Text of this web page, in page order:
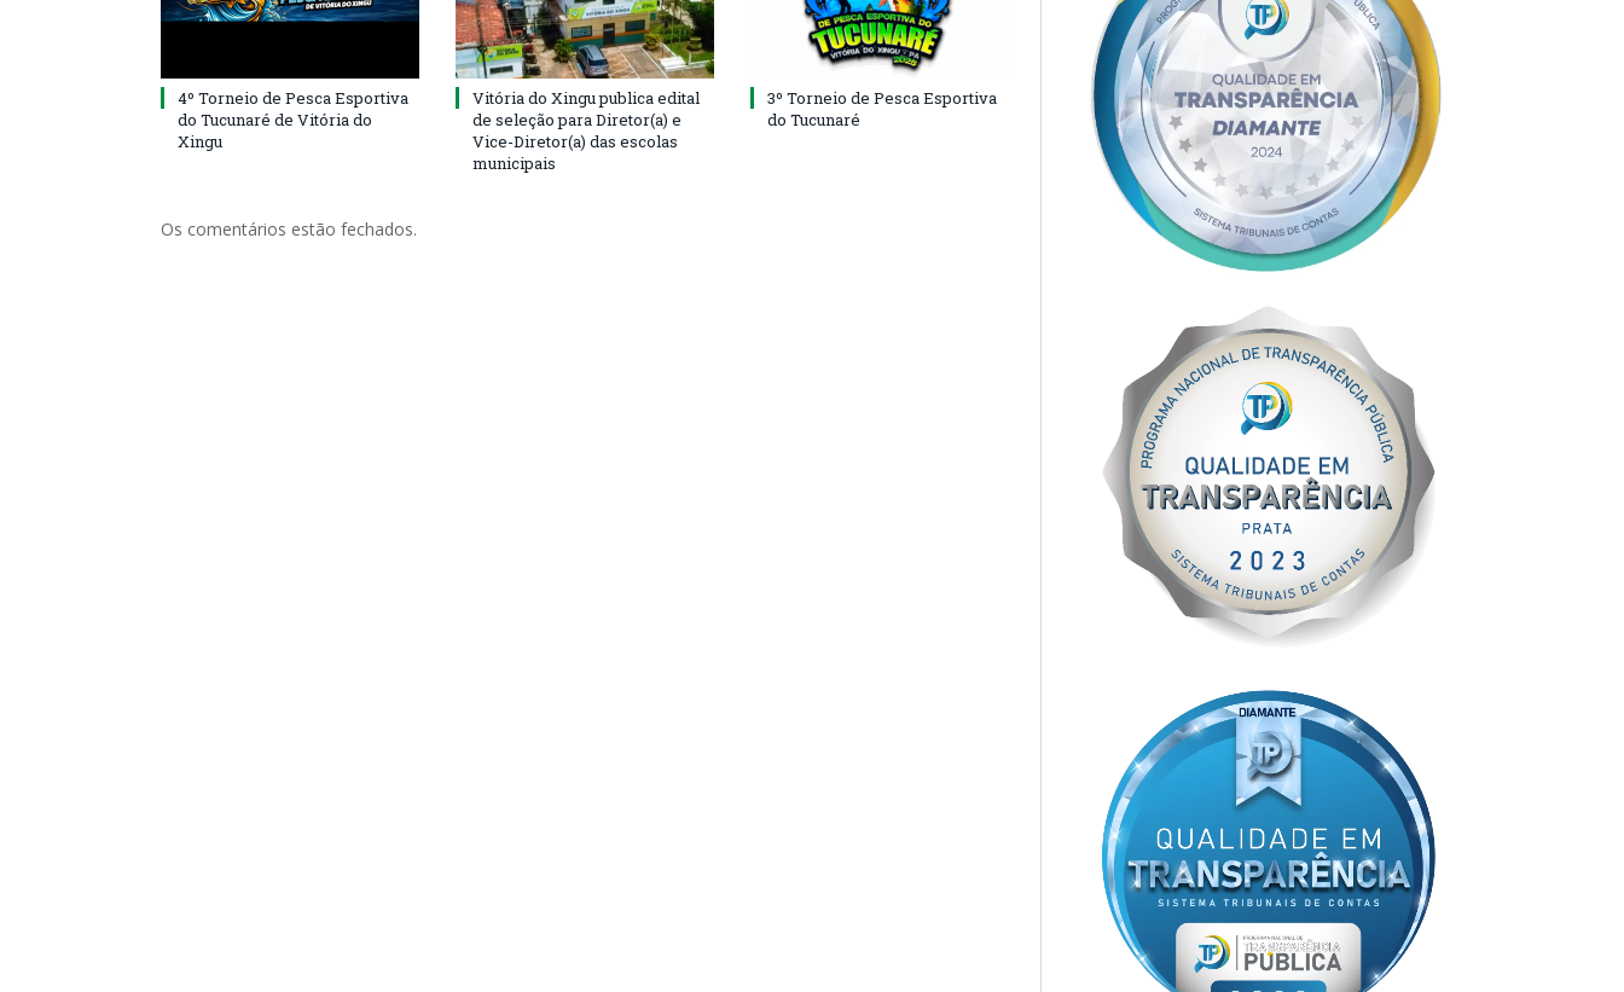
4º Torneio de Pesca Esportiva
do Tucunaré de Vitória do
Xingu
Vitória do Xingu publica edital
de seleção para Diretor(a) e
Vice-Diretor(a) das escolas
municipais
3º Torneio de Pesca Esportiva
do Tucunaré
Os comentários estão fechados.